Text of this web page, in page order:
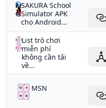
SAKURA School
Simulator APK
cho Android...
List trò chơi
miễn phí
không cần tải
về...
MSN